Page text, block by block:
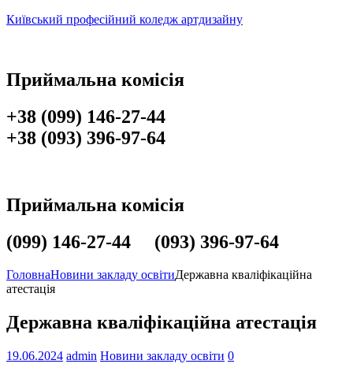
Київський професійний коледж артдизайну
Приймальна комісія
+38 (099) 146-27-44
+38 (093) 396-97-64
Приймальна комісія
(099) 146-27-44 (093) 396-97-64
ГоловнаНовини закладу освітиДержавна кваліфікаційна
атестація
Державна кваліфікаційна атестація
19.06.2024 admin Новини закладу освіти 0